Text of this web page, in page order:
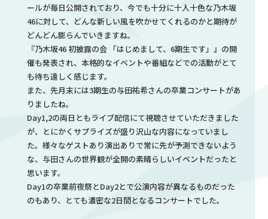
ールが毎日公開されており、今でも十分に十人十色な乃木坂
46に対して、どんな新しい風を吹かせてくれるのかと期待が
どんどん膨らんでいきますね。
『乃⽊坂46 初披露の会 「はじめまして、6期⽣です」』の開
催も発表され、本格的なイベントや番組などでの活動がとて
も待ち遠しく感じます。
また、先月末には3期生の与田祐希さんの卒業コンサートがあ
りましたね。
Day1,2の両日ともライブ配信にて視聴させていただきました
が、とにかくサプライズが盛り沢山な内容になっていまし
た。様々なゲストあり演出ありで常に先が予測できないよう
な、与田さんの世界観が全開の素晴らしいイベントだったと
思います。
Day1の卒業前夜祭とDay2とで公演内容が異なるものだった
のもあり、とても濃密な2日間となるコンサートでした。